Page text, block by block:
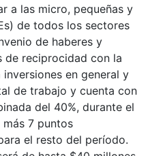
a las micro, pequeñas y
de todos los sectores
de haberes y
de reciprocidad con la
en general y
de trabajo y cuenta con
del 40%, durante el
más 7 puntos
el resto del período.